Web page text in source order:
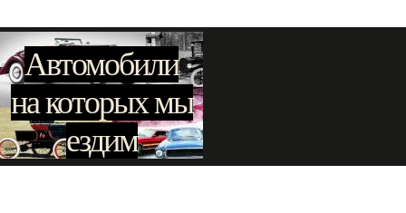
Автомобили
на которых мы
ездим